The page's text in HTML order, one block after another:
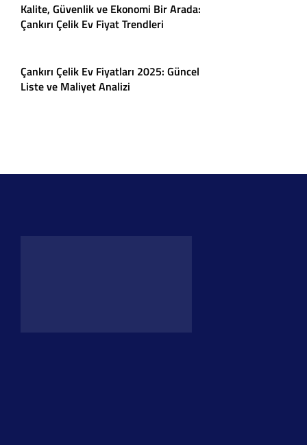
Kalite, Güvenlik ve Ekonomi Bir Arada:
Çankırı Çelik Ev Fiyat Trendleri
Çankırı Çelik Ev Fiyatları 2025: Güncel
Liste ve Maliyet Analizi